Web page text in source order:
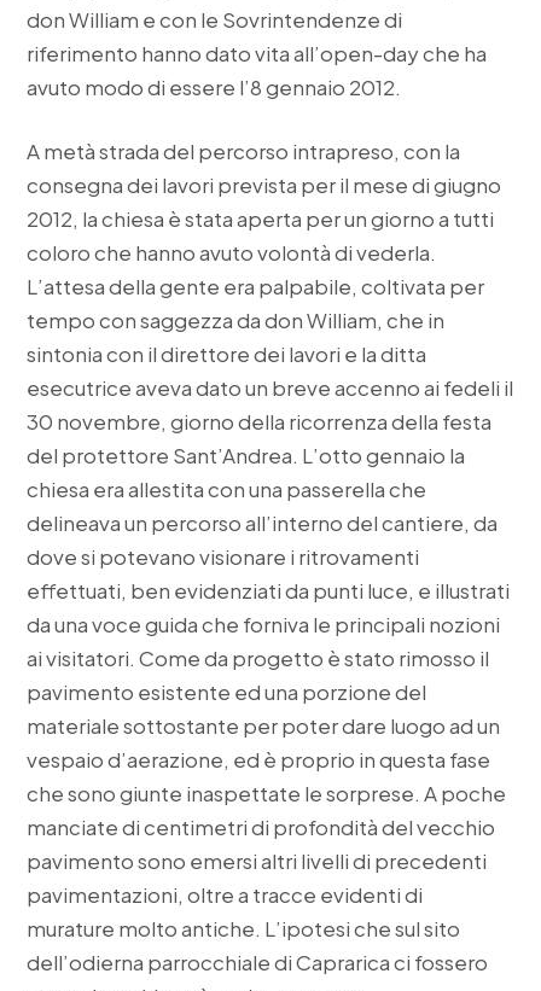
don William e con le Sovrintendenze di
riferimento hanno dato vita all’open-day che ha
avuto modo di essere l’8 gennaio 2012.
A metà strada del percorso intrapreso, con la
consegna dei lavori prevista per il mese di giugno
2012, la chiesa è stata aperta per un giorno a tutti
coloro che hanno avuto volontà di vederla.
L’attesa della gente era palpabile, coltivata per
tempo con saggezza da don William, che in
sintonia con il direttore dei lavori e la ditta
esecutrice aveva dato un breve accenno ai fedeli il
30 novembre, giorno della ricorrenza della festa
del protettore Sant’Andrea. L’otto gennaio la
chiesa era allestita con una passerella che
delineava un percorso all’interno del cantiere, da
dove si potevano visionare i ritrovamenti
effettuati, ben evidenziati da punti luce, e illustrati
da una voce guida che forniva le principali nozioni
ai visitatori. Come da progetto è stato rimosso il
pavimento esistente ed una porzione del
materiale sottostante per poter dare luogo ad un
vespaio d’aerazione, ed è proprio in questa fase
che sono giunte inaspettate le sorprese. A poche
manciate di centimetri di profondità del vecchio
pavimento sono emersi altri livelli di precedenti
pavimentazioni, oltre a tracce evidenti di
murature molto antiche. L’ipotesi che sul sito
dell’odierna parrocchiale di Caprarica ci fossero